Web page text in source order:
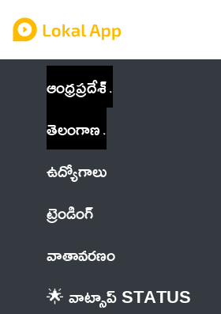
ఆంధ్రప్రదేశ్
తెలంగాణ
ఉద్యోగాలు
ట్రెండింగ్
వాతావరణం
🌟 వాట్సాప్ STATUS